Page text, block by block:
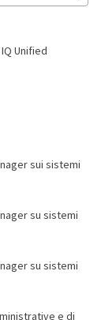
Unified
sui sistemi
su sistemi
su sistemi
e di